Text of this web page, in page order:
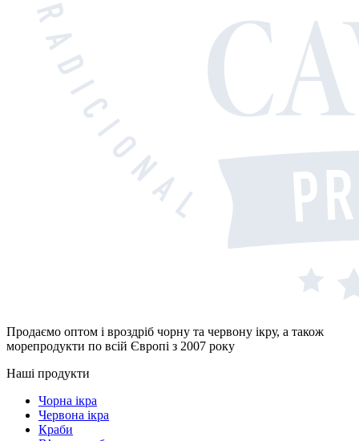
Продаємо оптом і вроздріб чорну та червону ікру, а також
морепродукти по всій Європі з 2007 року
Наші продукти
Чорна ікра
Червона ікра
Краби